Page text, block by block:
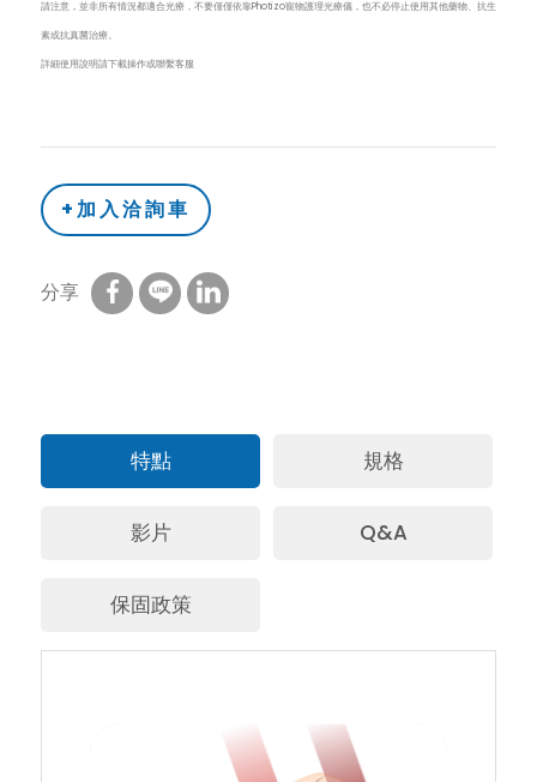
請注意，並非所有情況都適合光療，不要僅僅依靠Photizo寵物護理光療儀，也不必停止使用其他藥物、抗生
素或抗真菌治療。
詳細使用說明請下載操作或聯繫客服
+加入洽詢車
分享
特點 規格
影片 Q&A
保固政策